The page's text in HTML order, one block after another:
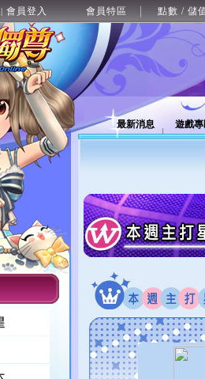
| 會員登入 會員特區 點數 / 儲
最新消息 遊戲